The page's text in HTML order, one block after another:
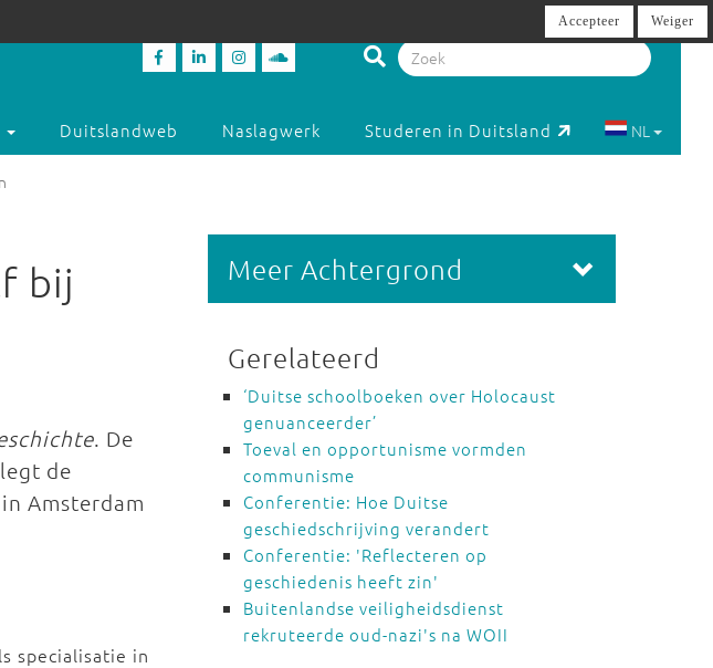
Duitslandweb Naslagwerk Studeren in Duitsland NL
bij
. De
de
Amsterdam
specialisatie in
Meer Achtergrond
Gerelateerd
‘Duitse schoolboeken over Holocaust
genuanceerder’
Toeval en opportunisme vormden
communisme
Conferentie: Hoe Duitse
geschiedschrijving verandert
Conferentie: 'Reflecteren op
geschiedenis heeft zin'
Buitenlandse veiligheidsdienst
rekruteerde oud-nazi's na WOII
Accepteer Weiger